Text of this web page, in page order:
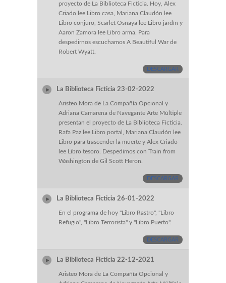
proyecto de La Biblioteca Ficticia. Hoy, Alex
Criado lee Libro casa, Mariana Claudón lee
Libro conjuro, Scarlet Osnaya lee Libro jardín y
Aaron Zamora lee Libro arma. Para
despedirnos escuchamos A Beautiful War de
Robert Wyatt.
DESCARGAR
La Biblioteca Ficticia 23-02-2022
Aristeo Mora de La Compañía Opcional y
Adriana Camarena de Navegante Arte Múltiple
presentan el proyecto de La Biblioteca Ficticia.
Rafa Paz lee Libro portal, Mariana Claudón lee
Libro para trascender la muerte y Alex Criado
lee Libro tesoro. Despedimos con Train from
Washington de Gil Scott Heron.
DESCARGAR
La Biblioteca Ficticia 26-01-2022
En el programa de hoy "Libro Rastro", "Libro
Refugio", "Libro Terrorista" y "Libro Puerto".
DESCARGAR
La Biblioteca Ficticia 22-12-2021
Aristeo Mora de La Compañía Opcional y